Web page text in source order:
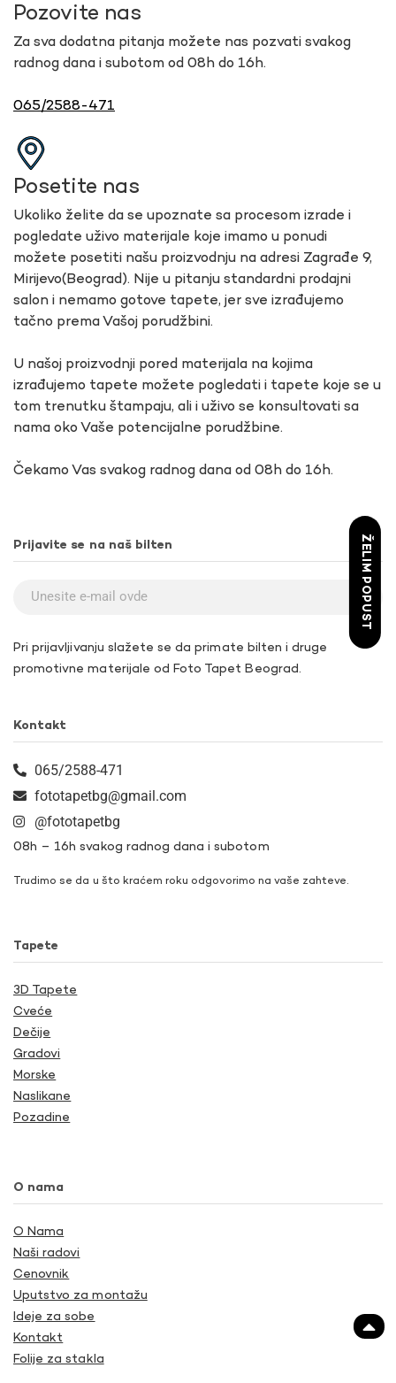
Pozovite nas
Za sva dodatna pitanja možete nas pozvati svakog
radnog dana i subotom od 08h do 16h.
065/2588-471
Posetite nas
Ukoliko želite da se upoznate sa procesom izrade i
pogledate uživo materijale koje imamo u ponudi
možete posetiti našu proizvodnju na adresi Zagrađe 9,
Mirijevo(Beograd). Nije u pitanju standardni prodajni
salon i nemamo gotove tapete, jer sve izrađujemo
tačno prema Vašoj porudžbini.
U našoj proizvodnji pored materijala na kojima
izrađujemo tapete možete pogledati i tapete koje se u
tom trenutku štampaju, ali i uživo se konsultovati sa
nama oko Vaše potencijalne porudžbine.
Čekamo Vas svakog radnog dana od 08h do 16h.
Prijavite se na naš bilten
Pri prijavljivanju slažete se da primate bilten i druge
promotivne materijale od Foto Tapet Beograd.
Kontakt
065/2588-471
fototapetbg@gmail.com
@fototapetbg
08h – 16h svakog radnog dana i subotom
Trudimo se da u što kraćem roku odgovorimo na vaše zahteve.
Tapete
3D Tapete
Cveće
Dečije
Gradovi
Morske
Naslikane
Pozadine
O nama
O Nama
Naši radovi
Cenovnik
Uputstvo za montažu
Ideje za sobe
Kontakt
Folije za stakla
ŽELIM POPUST